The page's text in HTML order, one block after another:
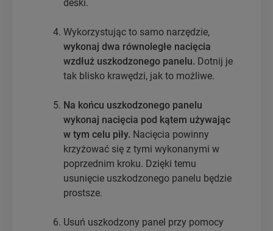
deski.
Wykorzystując to samo narzędzie,
wykonaj dwa równoległe nacięcia
wzdłuż uszkodzonego panelu. Dotnij je
tak blisko krawędzi, jak to możliwe.
Na końcu uszkodzonego panelu
wykonaj nacięcia pod kątem używając
w tym celu piły. Nacięcia powinny
krzyżować się z tymi wykonanymi w
poprzednim kroku. Dzięki temu
usunięcie uszkodzonego panelu będzie
prostsze.
Usuń uszkodzony panel przy pomocy